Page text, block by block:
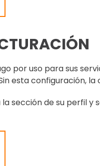
por uso para sus
esta configuración,
sección de su perfil y